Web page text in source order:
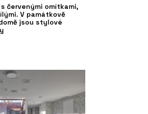
červenými omítkami,
V památkově
jsou stylové